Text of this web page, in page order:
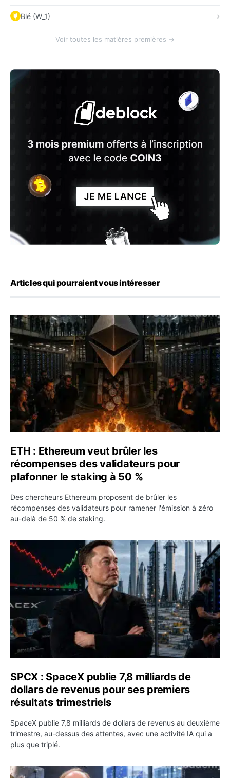
Blé (W_1)
Voir toutes les matières premières →
Articles qui pourraient vous intéresser
ETH : Ethereum veut brûler les récompenses des
ETH : Ethereum veut brûler les
récompenses des validateurs pour
plafonner le staking à 50 %
Des chercheurs Ethereum proposent de brûler les
récompenses des validateurs pour ramener l'émission à zéro
au-delà de 50 % de staking.
SPCX : SpaceX publie 7,8 milliards de dollars de
SPCX : SpaceX publie 7,8 milliards de
dollars de revenus pour ses premiers
résultats trimestriels
SpaceX publie 7,8 milliards de dollars de revenus au deuxième
trimestre, au-dessus des attentes, avec une activité IA qui a
plus que triplé.
BlackRock tokenise 311 milliards de dollars de fonds